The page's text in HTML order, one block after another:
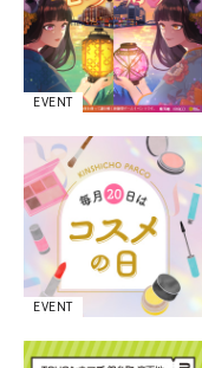
EVENT
EVENT